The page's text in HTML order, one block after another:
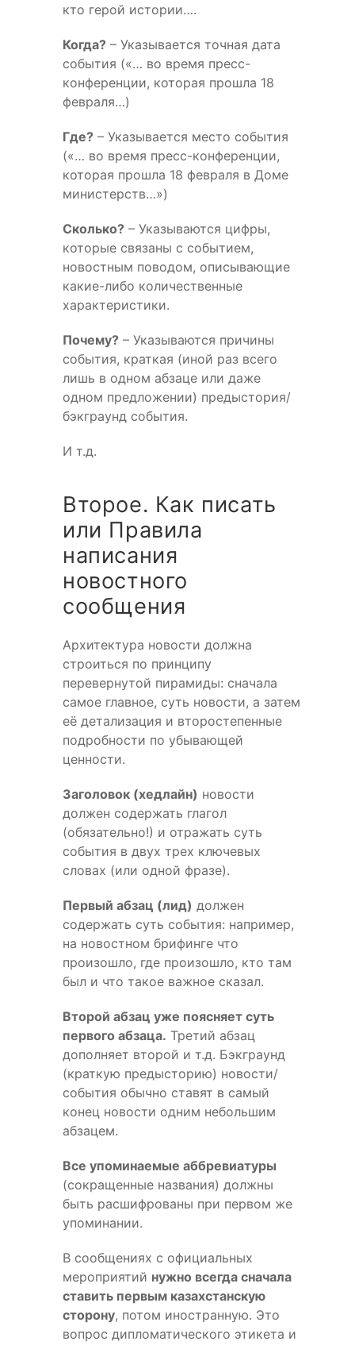
кто герой истории….
Когда? – Указывается точная дата
события («… во время пресс-
конференции, которая прошла 18
февраля…)
Где? – Указывается место события
(«… во время пресс-конференции,
которая прошла 18 февраля в Доме
министерств…»)
Сколько? – Указываются цифры,
которые связаны с событием,
новостным поводом, описывающие
какие-либо количественные
характеристики.
Почему? – Указываются причины
события, краткая (иной раз всего
лишь в одном абзаце или даже
одном предложении) предыстория/
бэкграунд события.
И т.д.
Второе. Как писать
или Правила
написания
новостного
сообщения
Архитектура новости должна
строиться по принципу
перевернутой пирамиды: сначала
самое главное, суть новости, а затем
её детализация и второстепенные
подробности по убывающей
ценности.
Заголовок (хедлайн) новости
должен содержать глагол
(обязательно!) и отражать суть
события в двух трех ключевых
словах (или одной фразе).
Первый абзац (лид) должен
содержать суть события: например,
на новостном брифинге что
произошло, где произошло, кто там
был и что такое важное сказал.
Второй абзац уже поясняет суть
первого абзаца. Третий абзац
дополняет второй и т.д. Бэкграунд
(краткую предысторию) новости/
события обычно ставят в самый
конец новости одним небольшим
абзацем.
Все упоминаемые аббревиатуры
(сокращенные названия) должны
быть расшифрованы при первом же
упоминании.
В сообщениях с официальных
мероприятий нужно всегда сначала
ставить первым казахстанскую
сторону, потом иностранную. Это
вопрос дипломатического этикета и